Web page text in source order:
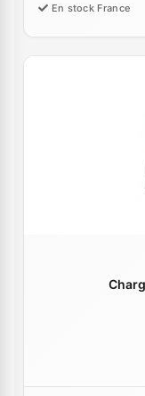
En stock France